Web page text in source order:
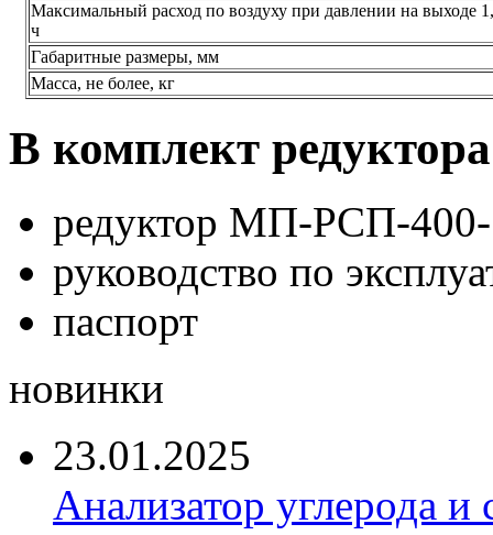
Максимальный расход по воздуху при давлении на выходе
ч
Габаритные размеры, мм
Масса, не более, кг
В комплект
редуктор МП-РСП-
руководство по
паспорт
новинки
23.01.2025
Анализатор углерода